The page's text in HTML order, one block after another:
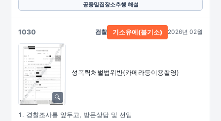
공중밀집장소추행 해설
1030
성폭력처벌법위반(카메라등이용촬영)
검찰 기소유예(불기소) 2026년 02월
경찰조사를 앞두고, 방문상담 및 선임